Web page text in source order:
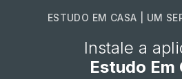
ESTUDO EM CASA | UM
Instale a
Estudo Em